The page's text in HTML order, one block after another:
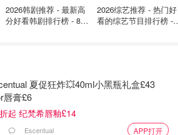
到的天气，目前看来还是个谜。
圣诞节前，天气可能会比往常更干
分布，将直接决定气温的变化。
2026韩剧推荐 - 最新高
分好看韩剧排行榜 - 8月
2026综艺推荐 - 热门好
看的综艺节目排行榜 -
夏促狂炸💥40ml小黑瓶礼盒£43
唇膏£6
起 纪梵希唇釉£14
Escentual APP打开